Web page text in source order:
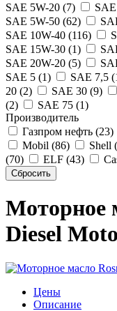
SAE 5W-20 (7)
SAE 5W-50 (62)
SAE 10W-40 (116)
SAE 15W-30 (1)
SAE 20W-20 (5)
SAE 5 (1)
SAE 7,5
20 (2)
SAE 30 (9)
(2)
SAE 75 (1)
Производитель
Газпром нефть (23)
Mobil (86)
Shell
(70)
ELF (43)
Моторное
Diesel
Цены
Описание